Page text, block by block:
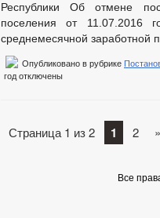
Республики Об отмене
поселения от
среднемесячной заработной
Опубликовано в рубрике
год отключены
Страница 1 из 2 1 2 »
Все